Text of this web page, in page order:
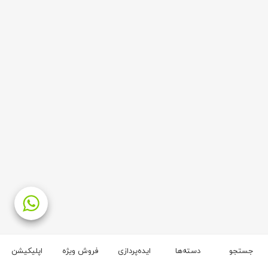
جستجو دسته‌ها ایده‌پردازی فروش ویژه اپلیکیشن